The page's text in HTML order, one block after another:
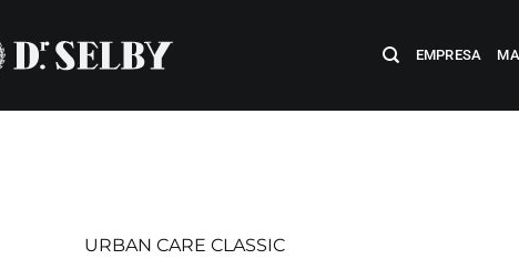
EMPRESA
URBAN CARE CLASSIC